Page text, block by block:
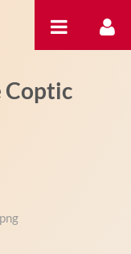
Coptic